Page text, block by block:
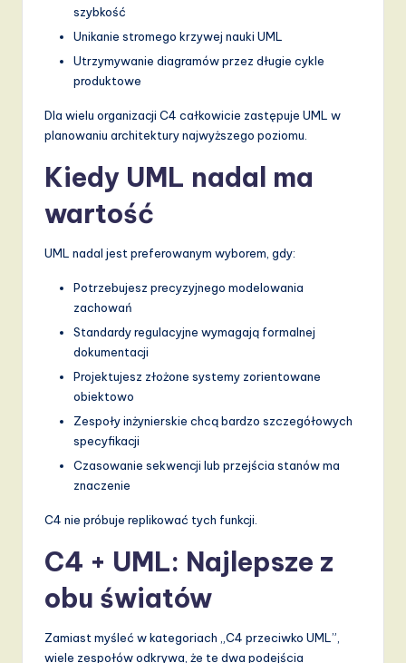
szybkość
Unikanie stromego krzywej nauki UML
Utrzymywanie diagramów przez długie cykle
produktowe
Dla wielu organizacji C4 całkowicie zastępuje UML w
planowaniu architektury najwyższego poziomu.
Kiedy UML nadal ma
wartość
UML nadal jest preferowanym wyborem, gdy:
Potrzebujesz precyzyjnego modelowania
zachowań
Standardy regulacyjne wymagają formalnej
dokumentacji
Projektujesz złożone systemy zorientowane
obiektowo
Zespoły inżynierskie chcą bardzo szczegółowych
specyfikacji
Czasowanie sekwencji lub przejścia stanów ma
znaczenie
C4 nie próbuje replikować tych funkcji.
C4 + UML: Najlepsze z
obu światów
Zamiast myśleć w kategoriach „C4 przeciwko UML”,
wiele zespołów odkrywa, że te dwa podejścia